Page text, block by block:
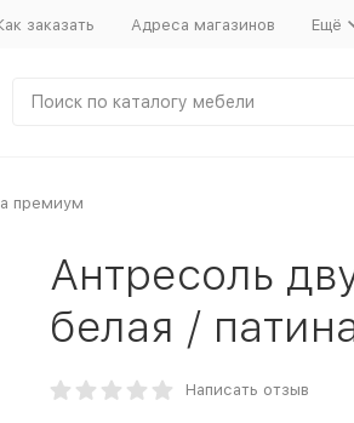
заказать Адреса магазинов Ещё
премиум
Антресоль
белая /
Написать отзыв